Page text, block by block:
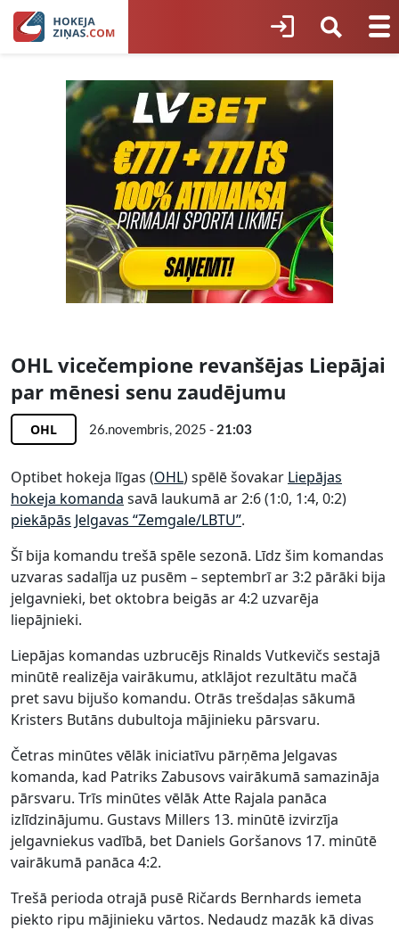
OHL vicečempione revanšējas Liepājai
par mēnesi senu zaudējumu
OHL 26.novembris, 2025 - 21:03
Optibet hokeja līgas (OHL) spēlē šovakar Liepājas
hokeja komanda savā laukumā ar 2:6 (1:0, 1:4, 0:2)
piekāpās Jelgavas “Zemgale/LBTU”.
Šī bija komandu trešā spēle sezonā. Līdz šim komandas
uzvaras sadalīja uz pusēm – septembrī ar 3:2 pārāki bija
jelgavnieki, bet oktobra beigās ar 4:2 uzvarēja
liepājnieki.
Liepājas komandas uzbrucējs Rinalds Vutkevičs sestajā
minūtē realizēja vairākumu, atklājot rezultātu mačā
pret savu bijušo komandu. Otrās trešdaļas sākumā
Kristers Butāns dubultoja mājinieku pārsvaru.
Četras minūtes vēlāk iniciatīvu pārņēma Jelgavas
komanda, kad Patriks Zabusovs vairākumā samazināja
pārsvaru. Trīs minūtes vēlāk Atte Rajala panāca
izlīdzinājumu. Gustavs Millers 13. minūtē izvirzīja
jelgavniekus vadībā, bet Daniels Goršanovs 17. minūtē
vairākumā panāca 4:2.
Trešā perioda otrajā pusē Ričards Bernhards iemeta
piekto ripu mājinieku vārtos. Nedaudz mazāk kā divas